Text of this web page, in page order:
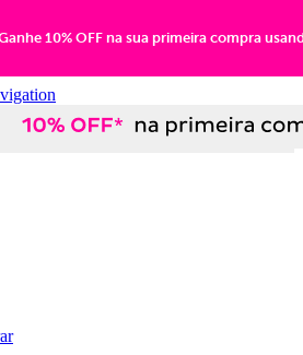
10% OFF na sua primeira compra